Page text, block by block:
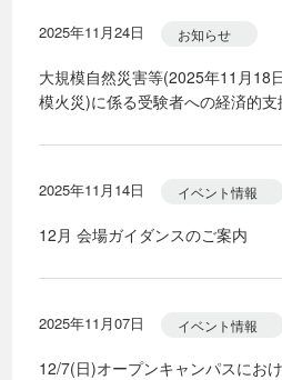
2025年11月24日 お知らせ
大規模自然災害等(2025年11月18
模火災)に係る受験者への経済的支
2025年11月14日 イベント情報
12月 会場ガイダンスのご案内
2025年11月07日 イベント情報
12/7(日)オープンキャンパスにお